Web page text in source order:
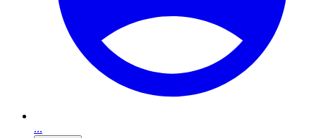
...